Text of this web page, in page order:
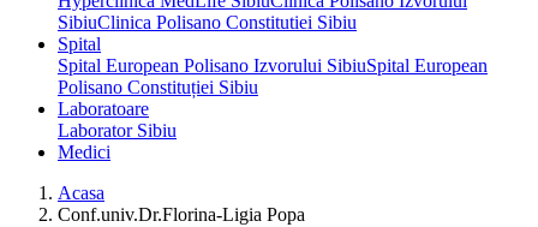
SibiuClinica Polisano Constitutiei Sibiu
Spital
Spital European Polisano Izvorului SibiuSpital European
Polisano Constituției Sibiu
Laboratoare
Laborator Sibiu
Medici
Acasa
Conf.univ.Dr.Florina-Ligia Popa